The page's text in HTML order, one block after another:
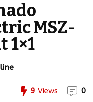
MSZ-
1×1
9 Views 0